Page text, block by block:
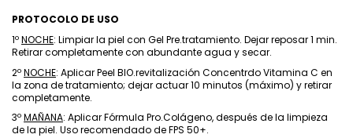
PROTOCOLO DE USO
1ºNOCHE: Limpiar la piel con Gel Pre.tratamiento. Dejar reposar 1 min.
Retirar completamente con abundante agua y secar.
2ºNOCHE: Aplicar Peel BIO.revitalización Concentrdo Vitamina C en
la zona de tratamiento; dejar actuar 10 minutos (máximo) y retirar
completamente.
3ºMAÑANA: Aplicar Fórmula Pro.Colágeno, después de la limpieza
de la piel. Uso recomendado de FPS 50+.